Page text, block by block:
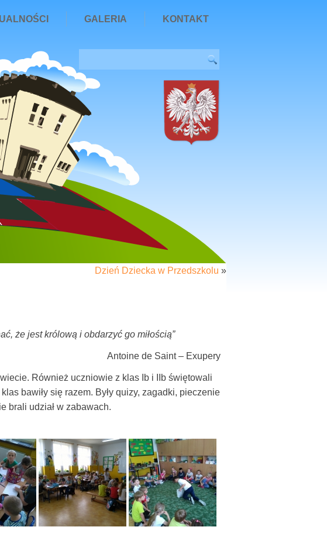
GALERIA KONTAKT
Dzień Dziecka w Przedszkolu »
że jest królową i obdarzyć go miłością”
Antoine de Saint – Exupery
Również uczniowie z klas Ib i IIb świętowali
bawiły się razem. Były quizy, zagadki, pieczenie
brali udział w zabawach.